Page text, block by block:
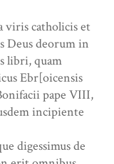
viris catholicis et
Deus deorum in
libri, quam
Ebr[oicensis
pape VIII,
incipiente
digessimus de